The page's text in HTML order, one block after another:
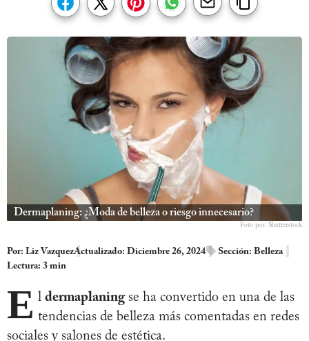
Dermaplaning: ¿Moda de belleza o riesgo innecesario?
Foto por: Shutterstock
Por: Liz VazquezActualizado: Diciembre 26, 2024 Sección: Belleza
Lectura: 3 min
E l dermaplaning se ha convertido en una de las
tendencias de belleza más comentadas en redes
sociales y salones de estética.